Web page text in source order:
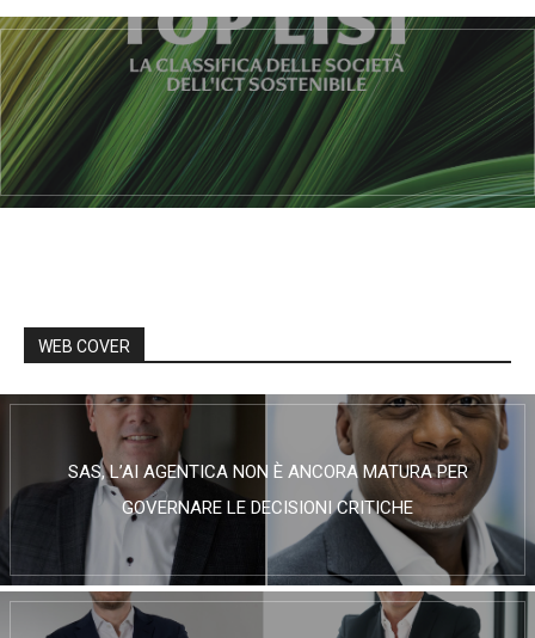
WEB COVER
SAS, L’AI AGENTICA NON È ANCORA MATURA PER
GOVERNARE LE DECISIONI CRITICHE